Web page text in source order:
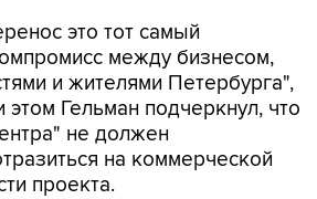
это тот самый
между бизнесом,
и жителями Петербурга",
Гельман подчеркнул, что
не должен
на коммерческой
проекта.